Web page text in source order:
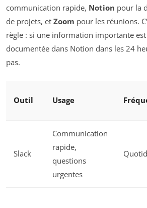
communication rapide, Notion pour la
de projets, et Zoom pour les réunions.
règle : si une information importante
documentée dans Notion dans les 24
pas.
Outil Usage
Slack
Communication
rapide,
questions
urgentes